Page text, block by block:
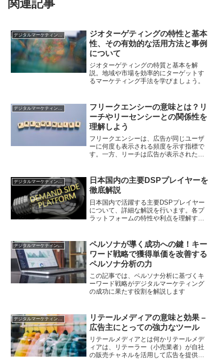
関連記事
ジオターゲティングの特性と基本
性、その有効的な活用方法と事例
について
ジオターゲティングの特質と基本を解
説。地域や市場を効率的にターゲットす
るマーケティング手法を学びましょう。
デジタルマーケティング基礎
フリークエンシーの意味とは？リ
ーチやリーセンシーとの関係性を
理解しよう
フリークエンシーは、広告が同じユーザ
ーに何度も表示される頻度を示す指標で
す。一方、リーチは広告が表示されたユ
ます。これらの指標は、広告効果の評価
や広告配信の最適化に役立ちます。
デジタルマーケティング基礎
日本国内の主要DSPプレイヤーを
徹底解説
日本国内で活躍する主要DSPプレイヤー
について、詳細な解説を行います。各プ
ラットフォームの特性や利点を理解する
デジタルマーケティング基礎
ペルソナが導く成功への鍵！キー
ワード戦略で獲得単価を改善する
ペルソナ分析の力
この記事では、ペルソナ分析に基づくキ
ーワード戦略がデジタルマーケティング
の成功に果たす役割を解説します
デジタルマーケティング基礎
リテールメディアの意味と効果 –
広告主にとっての強力なツール
リテールメディアとは何かリテールメデ
ィアは、リテーラー（小売業者）が自社
の販売チャネルを活用して広告を提供す